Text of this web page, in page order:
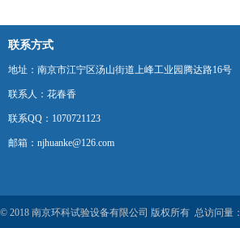
联系方式
地址：南京市江宁区汤山街道上峰工业园腾达路16号
联系人：花春香
联系QQ：1070721123
邮箱：njhuanke@126.com
© 2018 南京环科试验设备有限公司 版权所有 总访问量：